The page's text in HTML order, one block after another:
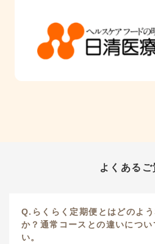
よくあるご
Q.らくらく定期便とはどのよ
か？通常コースとの違いについ
い。